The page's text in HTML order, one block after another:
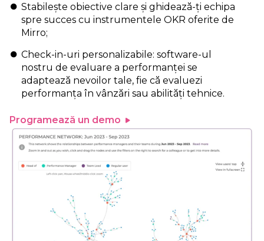
Stabilește obiective clare și ghidează-ți echipa
spre succes cu instrumentele OKR oferite de
Mirro;
Check-in-uri personalizabile: software-ul
nostru de evaluare a performanței se
adaptează nevoilor tale, fie că evaluezi
performanța în vânzări sau abilități tehnice.
Programează un demo